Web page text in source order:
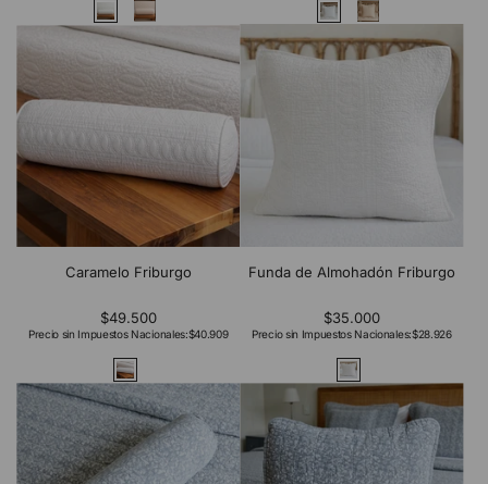
Caramelo Friburgo
$49.500
Precio sin Impuestos Nacionales:$40.909
Funda de Almohadón Friburgo
$35.000
Precio sin Impuestos Nacionales:$28.926